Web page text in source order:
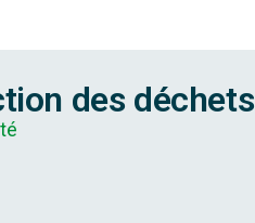
des déchets